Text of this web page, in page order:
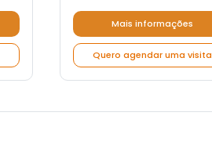
Mais informações
Quero agendar uma visita